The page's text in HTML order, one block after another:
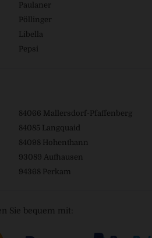
Paulaner
Pöllinger
Libella
Pepsi
84066 Mallersdorf-Pfaffenberg
84085 Langquaid
84098 Hohenthann
93089 Aufhausen
94368 Perkam
Sie bequem mit: